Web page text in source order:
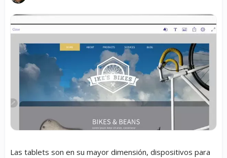
Las tablets son en su mayor dimensión, dispositivos para